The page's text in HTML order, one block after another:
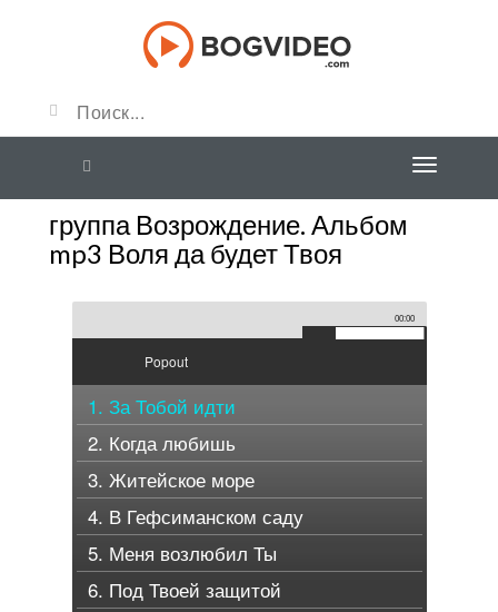
группа Возрождение. Альбом
mp3 Воля да будет Твоя
00:00
Popout
1. За Тобой идти
2. Когда любишь
3. Житейское море
4. В Гефсиманском саду
5. Меня возлюбил Ты
6. Под Твоей защитой